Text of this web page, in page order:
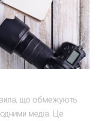
що обмежують
медіа. Це